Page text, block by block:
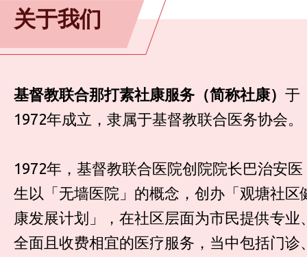
关于我们
基督教联合那打素社康服务（简称社康） 于
1972年成立，隶属于基督教联合医务协会。
1972年，基督教联合医院创院院长巴治安医
生以「无墙医院」的概念，创办「观塘社区
康发展计划」，在社区层面为市民提供专业
全面且收费相宜的医疗服务，当中包括门诊